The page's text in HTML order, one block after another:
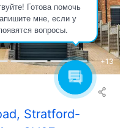
Готова помочь
мне, если у
вопросы.
+13
Stratford-